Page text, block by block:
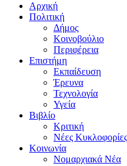
Αρχική
Πολιτική
Δήμος
Κοινοβούλιο
Περιφέρεια
Επιστήμη
Εκπαίδευση
Έρευνα
Τεχνολογία
Υγεία
Βιβλίο
Κριτική
Νέες Κυκλοφορίες
Κοινωνία
Νομαρχιακά Νέα